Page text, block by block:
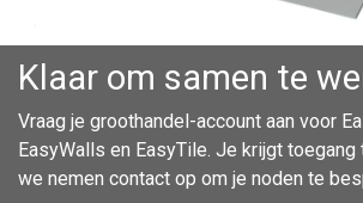
Klaar om samen te
Vraag je groothandel-account aan voor
EasyWalls en EasyTile. Je krijgt
we nemen contact op om je noden te